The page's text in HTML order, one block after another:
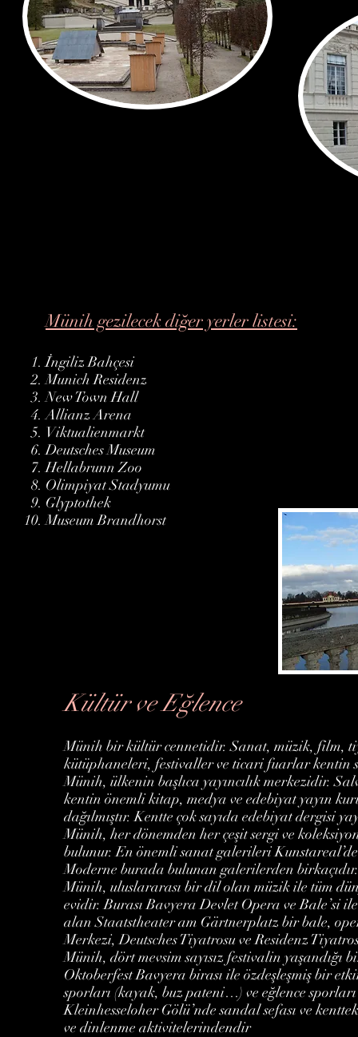
Münih gezilecek diğer yerler listesi:
İngiliz Bahçesi
Munich Residenz
New Town Hall
Allianz Arena
Viktualienmarkt
Deutsches Museum
Hellabrunn Zoo
Olimpiyat Stadyumu
Glyptothek
Museum Brandhorst
Kültür ve Eğlence
Münih bir kültür cennetidir. Sanat, müzik, film,
kütüphaneleri, festivaller ve ticari fuarlar kentin
Münih, ülkenin başlıca yayıncılık merkezidir.
kentin önemli kitap, medya ve edebiyat yayın
dağılmıştır. Kentte çok sayıda edebiyat dergisi
Münih, her dönemden her çeşit sergi ve
bulunur. En önemli sanat galerileri
Moderne burada bulunan galerilerden birkaçıdır.
Münih, uluslararası bir dil olan müzik ile tüm
evidir. Burası Bavyera Devlet Opera ve Bale’si
alan Staatstheater am Gärtnerplatz bir bale,
Merkezi, Deutsches Tiyatrosu ve Residenz
Münih, dört mevsim sayısız festivalin
Oktoberfest Bavyera birası ile özdeşleşmiş bir
sporları (kayak, buz pateni…) ve eğlence
Kleinhesseloher Gölü’nde sandal sefası ve
ve dinlenme aktivitelerindendir